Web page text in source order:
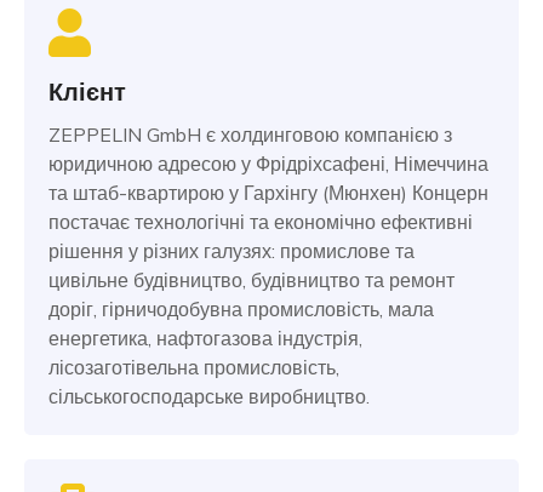
Клієнт
ZEPPELIN GmbH є холдинговою компанією з
юридичною адресою у Фрідріхсафені, Німеччина
та штаб-квартирою у Гархінгу (Мюнхен) Концерн
постачає технологічні та економічно ефективні
рішення у різних галузях: промислове та
цивільне будівництво, будівництво та ремонт
доріг, гірничодобувна промисловість, мала
енергетика, нафтогазова індустрія,
лісозаготівельна промисловість,
сільськогосподарське виробництво.